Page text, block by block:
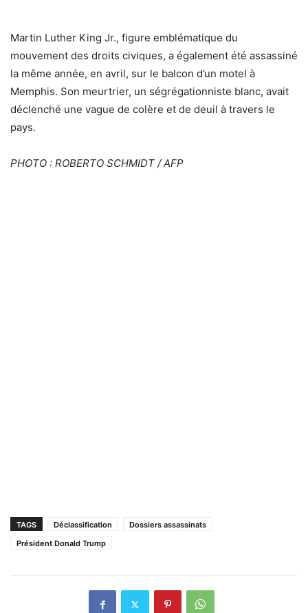
Martin Luther King Jr., figure emblématique du
mouvement des droits civiques, a également été assassiné
la même année, en avril, sur le balcon d’un motel à
Memphis. Son meurtrier, un ségrégationniste blanc, avait
déclenché une vague de colère et de deuil à travers le
pays.
PHOTO : ROBERTO SCHMIDT / AFP
TAGS Déclassification
Dossiers assassinats
Président Donald Trump